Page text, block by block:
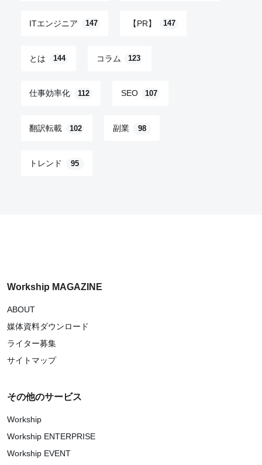
ITエンジニア 147 【PR】 147
とは 144 コラム 123
仕事効率化 112 SEO 107
翻訳転載 102 副業 98
トレンド 95
Workship MAGAZINE
ABOUT
媒体資料ダウンロード
ライター募集
サイトマップ
その他のサービス
Workship
Workship ENTERPRISE
Workship EVENT